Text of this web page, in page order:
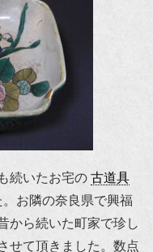
続いたお宅の 古道具
お隣の奈良県で興福
から続いた町家で珍し
せて頂きました。数点